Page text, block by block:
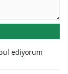
ediyorum